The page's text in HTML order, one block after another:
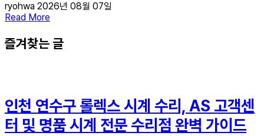
ryohwa 2026년 08월 07일
Read More
즐겨찾는 글
인천 연수구 롤렉스 시계 수리, AS 고객센
터 및 명품 시계 전문 수리점 완벽 가이드